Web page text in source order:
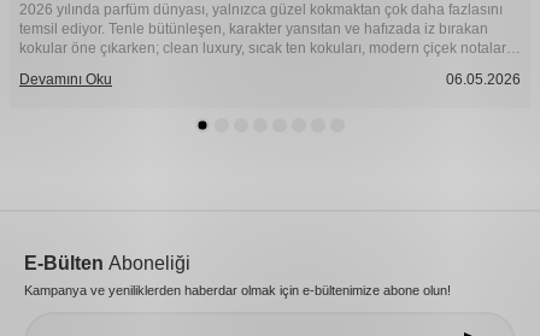
2026 yılında parfüm dünyası, yalnızca güzel kokmaktan çok daha fazlasını
temsil ediyor. Tenle bütünleşen, karakter yansıtan ve hafızada iz bırakan
kokular öne çıkarken; clean luxury, sıcak ten kokuları, modern çiçek notaları
arasında yer alıyor.
Devamını Oku 06.05.2026
E-Bülten Aboneliği
Kampanya ve yeniliklerden haberdar olmak için e-bültenimize abone olun!